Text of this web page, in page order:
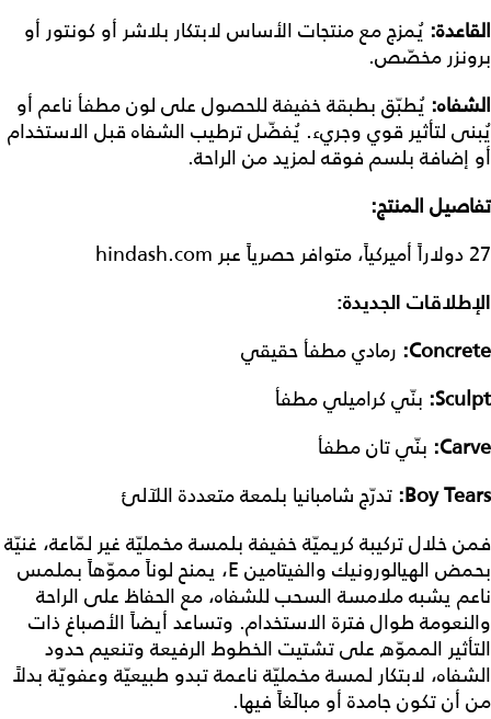
القاعدة: يُمزج مع منتجات الأساس لابتكار بلاشر أو كونتور أو
برونزر مخصّص.
الشفاه: يُطبّق بطبقة خفيفة للحصول على لون مطفأ ناعم أو
يُبنى لتأثير قوي وجريء. يُفضّل ترطيب الشفاه قبل الاستخدام
أو إضافة بلسم فوقه لمزيد من الراحة.
تفاصيل المنتج:
27 دولاراً أميركياً، متوافر حصرياً عبر hindash.com
الإطلاقات الجديدة:
Concrete: رمادي مطفأ حقيقي
Sculpt: بنّي كراميلي مطفأ
Carve: بنّي تان مطفأ
Boy Tears: تدرّج شامبانيا بلمعة متعددة اللآلئ
فمن خلال تركيبة كريميّة خفيفة بلمسة مخمليّة غير لمّاعة، غنيّة
بحمض الهيالورونيك والفيتامين E، يمنح لوناً مموّهاً بملمس
ناعم يشبه ملامسة السحب للشفاه، مع الحفاظ على الراحة
والنعومة طوال فترة الاستخدام. وتساعد أيضاً الأصباغ ذات
التأثير المموّه على تشتيت الخطوط الرفيعة وتنعيم حدود
الشفاه، لابتكار لمسة مخمليّة ناعمة تبدو طبيعيّة وعفويّة بدلاً
من أن تكون جامدة أو مبالَغاً فيها.